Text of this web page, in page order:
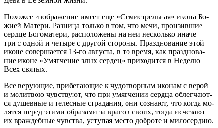
По­хо­жее изоб­ра­же­ние име­ет еще «Се­ми­стрель­ная» ико­на Бо­
жи­ей Ма­те­ри. Раз­ни­ца толь­ко в том, что ме­чи, прон­зив­шие
серд­це Бо­го­ма­те­ри, рас­по­ло­же­ны на ней не­сколь­ко ина­че –
три с од­ной и че­ты­ре с дру­гой сто­ро­ны. Празд­но­ва­ние этой
ико­не со­вер­ша­ет­ся 13-го ав­гу­ста, в то вре­мя, как празд­но­ва­
ние ико­не «Умяг­че­ние злых сер­дец» при­хо­дит­ся в Не­де­лю
Всех свя­тых.
Все ве­ру­ю­щие, при­бе­га­ю­щие к чу­до­твор­ным ико­нам с ве­рой
и мо­лит­вою чув­ству­ют, что при умяг­че­нии серд­ца об­лег­ча­ют­
ся ду­шев­ные и те­лес­ные стра­да­ния, они со­зна­ют, что ко­гда мо­
лят­ся пе­ред эти­ми об­ра­за­ми за вра­гов сво­их, то­гда ис­че­за­ют
их враж­деб­ные чув­ства, усту­пая ме­сто доб­ро­те и ми­ло­сер­дию.